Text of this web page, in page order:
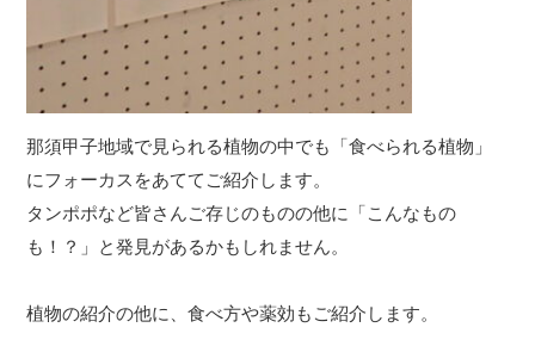
那須甲子地域で見られる植物の中でも「食べられる植物」
にフォーカスをあててご紹介します。
タンポポなど皆さんご存じのものの他に「こんなもの
も！？」と発見があるかもしれません。
植物の紹介の他に、食べ方や薬効もご紹介します。